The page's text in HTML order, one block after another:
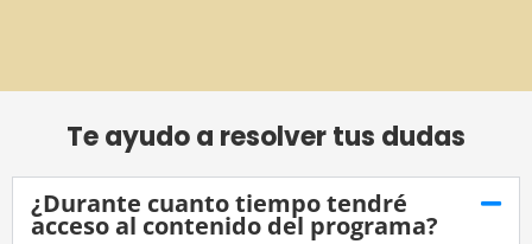
Te ayudo a resolver tus dudas
¿Durante cuanto tiempo tendré
acceso al contenido del programa?